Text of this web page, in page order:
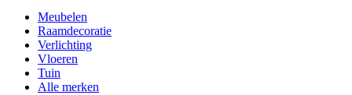
Meubelen
Raamdecoratie
Verlichting
Vloeren
Tuin
Alle merken